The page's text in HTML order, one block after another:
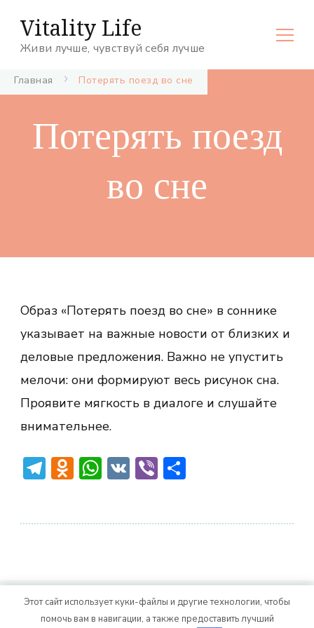
Vitality Life
Живи лучше, чувствуй себя лучше
Главная Потерять поезд во сне
Потерять поезд
во сне
Образ «Потерять поезд во сне» в соннике
указывает на важные новости от близких и
деловые предложения. Важно не упустить
мелочи: они формируют весь рисунок сна.
Проявите мягкость в диалоге и слушайте
внимательнее.
Telegram
Odnoklassniki
WhatsApp
VKViber
© Авторское право 2026 Vitality Life. Все права
Этот сайт использует куки-файлы и другие технологии, чтобы
помочь вам в навигации, а также предоставить лучший